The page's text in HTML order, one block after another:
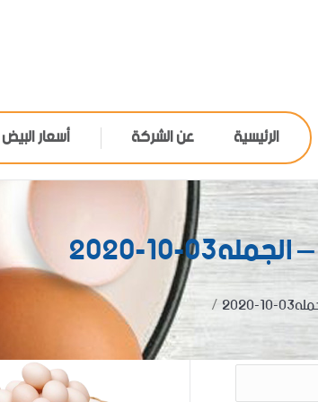
الرئيسية عن الشركة أسعار البيض